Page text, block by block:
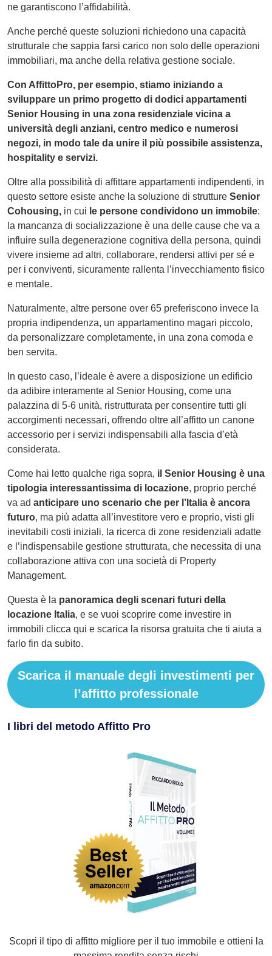
ne garantiscono l’affidabilità.
Anche perché queste soluzioni richiedono una capacità
strutturale che sappia farsi carico non solo delle operazioni
immobiliari, ma anche della relativa gestione sociale.
Con AffittoPro, per esempio, stiamo iniziando a
sviluppare un primo progetto di dodici appartamenti
Senior Housing in una zona residenziale vicina a
università degli anziani, centro medico e numerosi
negozi, in modo tale da unire il più possibile assistenza,
hospitality e servizi.
Oltre alla possibilità di affittare appartamenti indipendenti, in
questo settore esiste anche la soluzione di strutture Senior
Cohousing, in cui le persone condividono un immobile:
la mancanza di socializzazione è una delle cause che va a
influire sulla degenerazione cognitiva della persona, quindi
vivere insieme ad altri, collaborare, rendersi attivi per sé e
per i conviventi, sicuramente rallenta l’invecchiamento fisico
e mentale.
Naturalmente, altre persone over 65 preferiscono invece la
propria indipendenza, un appartamentino magari piccolo,
da personalizzare completamente, in una zona comoda e
ben servita.
In questo caso, l’ideale è avere a disposizione un edificio
da adibire interamente al Senior Housing, come una
palazzina di 5-6 unità, ristrutturata per consentire tutti gli
accorgimenti necessari, offrendo oltre all’affitto un canone
accessorio per i servizi indispensabili alla fascia d’età
considerata.
Come hai letto qualche riga sopra, il Senior Housing è una
tipologia interessantissima di locazione, proprio perché
va ad anticipare uno scenario che per l’Italia è ancora
futuro, ma più adatta all’investitore vero e proprio, visti gli
inevitabili costi iniziali, la ricerca di zone residenziali adatte
e l’indispensabile gestione strutturata, che necessita di una
collaborazione attiva con una società di Property
Management.
Questa è la panoramica degli scenari futuri della
locazione Italia, e se vuoi scoprire come investire in
immobili clicca qui e scarica la risorsa gratuita che ti aiuta a
farlo fin da subito.
Scarica il manuale degli investimenti per
l’affitto professionale
I libri del metodo Affitto Pro
Scopri il tipo di affitto migliore per il tuo immobile e ottieni la